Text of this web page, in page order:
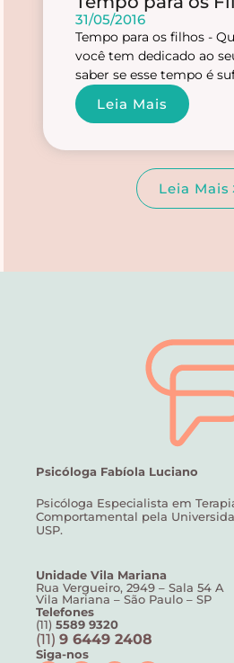
31/05/2016
Tempo para os filhos -
você tem dedicado ao
saber se esse tempo é
Leia Mais
Leia Mais
Psicóloga Fabíola Luciano
Psicóloga Especialista em
Comportamental pela
USP.
Unidade Vila Mariana
Rua Vergueiro, 2949 – Sala 54 A
Vila Mariana – São Paulo – SP
Telefones
(11) 5589 9320
(11) 9 6449 2408
Siga-nos